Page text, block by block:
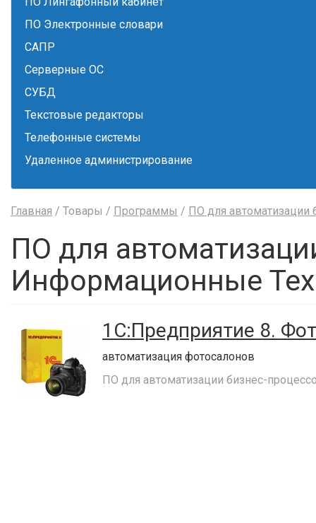
ПО Электронные словари
САПР
Серверные ОС
СУБД
Текстовые редакторы
Телефонные системы
Удаленное администрирование
Главная / Товары / Программы / ПО для автоматизации
ПО для
Информационные
1C:Предприятие 8.
автоматизация фотосалонов
ПО для автоматизации бизнес-